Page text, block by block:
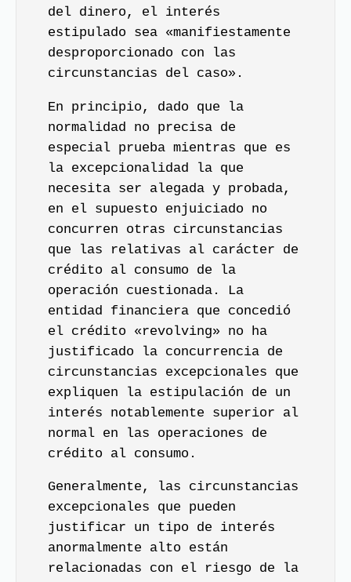
del dinero, el interés
estipulado sea «manifiestamente
desproporcionado con las
circunstancias del caso».
En principio, dado que la
normalidad no precisa de
especial prueba mientras que es
la excepcionalidad la que
necesita ser alegada y probada,
en el supuesto enjuiciado no
concurren otras circunstancias
que las relativas al carácter de
crédito al consumo de la
operación cuestionada. La
entidad financiera que concedió
el crédito «revolving» no ha
justificado la concurrencia de
circunstancias excepcionales que
expliquen la estipulación de un
interés notablemente superior al
normal en las operaciones de
crédito al consumo.
Generalmente, las circunstancias
excepcionales que pueden
justificar un tipo de interés
anormalmente alto están
relacionadas con el riesgo de la